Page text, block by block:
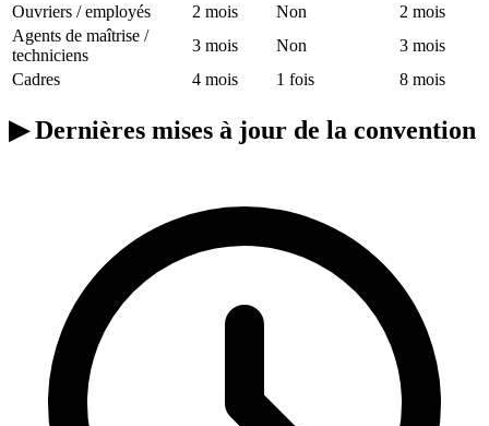
Ouvriers / employés
2 mois Non
2 mois
Agents de maîtrise /
techniciens
3 mois Non
3 mois
Cadres
4 mois 1 fois 8 mois
▶Dernières mises à jour de la convention